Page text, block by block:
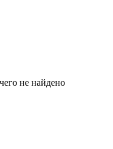
не найдено